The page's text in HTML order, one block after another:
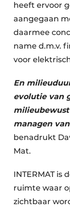
heeft ervoor
aangegaan
daarmee
name d.m.v.
voor
En
evolutie van
managen
benadrukt
Mat.
INTERMAT is
ruimte waar
zichtbaar